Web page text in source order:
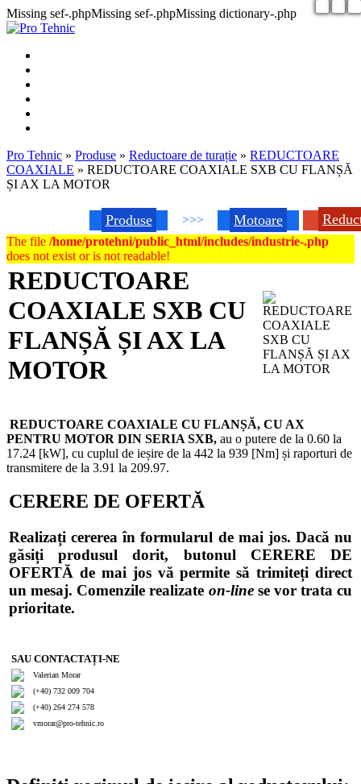
Missing sef-.phpMissing sef-.phpMissing dictionary-.php
Pro Tehnic » Produse » Reductoare de turație » REDUCTOARE
COAXIALE » REDUCTOARE COAXIALE SXB CU FLANȘĂ
ȘI AX LA MOTOR
Produse >>> Motoare
The file /home/protehni/public_html/includes/industrie-.php
does not exist or is not readable!
REDUCTOARE
COAXIALE SXB CU
FLANȘĂ ȘI AX LA
MOTOR
REDUCTOARE COAXIALE CU FLANȘĂ, CU AX
PENTRU MOTOR DIN SERIA SXB, au o putere de la 0.60 la
17.24 [kW], cu cuplul de ieșire de la 442 la 939 [Nm] și raporturi de
transmitere de la 3.91 la 209.97.
CERERE DE OFERTĂ
Realizați cererea în formularul de mai jos. Dacă nu
găsiți produsul dorit, butonul CERERE DE
OFERTĂ de mai jos vă permite să trimiteți direct
un mesaj. Comenzile realizate on-linese vor trata cu
prioritate.
SAU CONTACTAȚI-NE
Valerian Morar
(+40) 732 009 704
(+40) 264 274 578
vmorar@pro-tehnic.ro